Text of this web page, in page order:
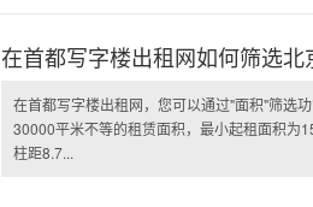
在首都写字楼出租网如何筛选
在首都写字楼出租网，您可以通过"面积"筛选
30000平米不等的租赁面积，最小起租面积为
柱距8.7...